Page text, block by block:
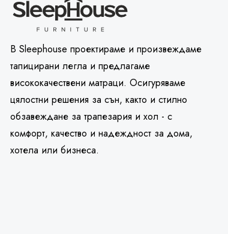
В Sleephouse проектираме и произвеждаме
тапицирани легла и предлагаме
висококачествени матраци. Осигуряваме
цялостни решения за сън, както и стилно
обзавеждане за трапезария и хол - с
комфорт, качество и надеждност за дома,
хотела или бизнеса.